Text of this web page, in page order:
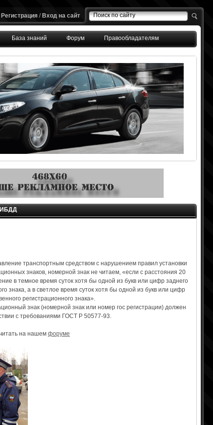
Регистрация / Вход на сайт
База знаний Форум Правообладателям
транспортным средством с нарушением правил установки
знаков, номерной знак не читаем, «если с расстояния 20
в темное время суток хотя бы одной из букв или цифр заднего
знака, а в светлое время суток хотя бы одной из букв или цифр
регистрационного знака».
знак (номерной знак или номер гос регистрации) должен
с требованиями ГОСТ Р 50577-93.
на нашем форуме